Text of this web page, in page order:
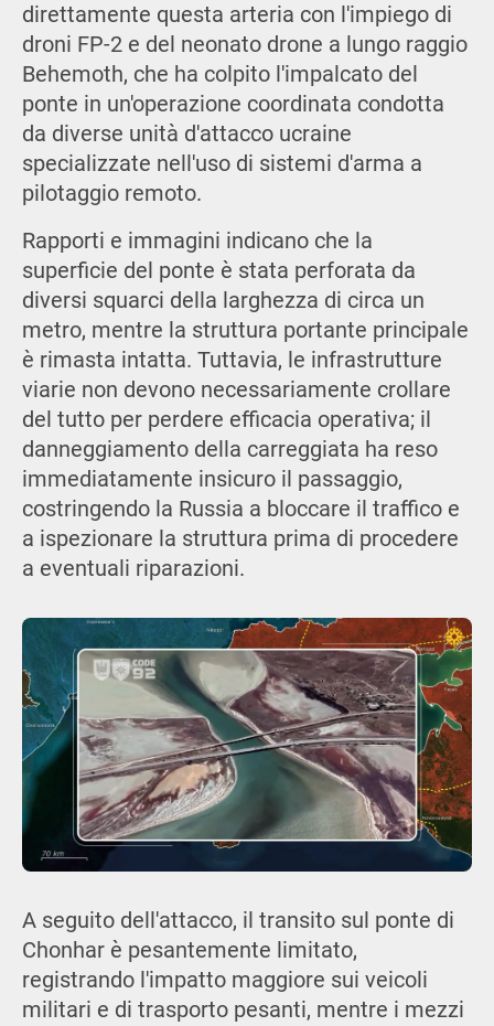
direttamente questa arteria con l'impiego di
droni FP-2 e del neonato drone a lungo raggio
Behemoth, che ha colpito l'impalcato del
ponte in un'operazione coordinata condotta
da diverse unità d'attacco ucraine
specializzate nell'uso di sistemi d'arma a
pilotaggio remoto.
Rapporti e immagini indicano che la
superficie del ponte è stata perforata da
diversi squarci della larghezza di circa un
metro, mentre la struttura portante principale
è rimasta intatta. Tuttavia, le infrastrutture
viarie non devono necessariamente crollare
del tutto per perdere efficacia operativa; il
danneggiamento della carreggiata ha reso
immediatamente insicuro il passaggio,
costringendo la Russia a bloccare il traffico e
a ispezionare la struttura prima di procedere
a eventuali riparazioni.
A seguito dell'attacco, il transito sul ponte di
Chonhar è pesantemente limitato,
registrando l'impatto maggiore sui veicoli
militari e di trasporto pesanti, mentre i mezzi